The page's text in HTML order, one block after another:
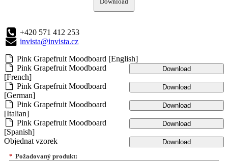
+420 571 412 253
invista@invista.cz
Pink Grapefruit Moodboard [English]
Download
Pink Grapefruit Moodboard
[French]
Download
Pink Grapefruit Moodboard
[German]
Download
Pink Grapefruit Moodboard
[Italian]
Download
Pink Grapefruit Moodboard
[Spanish]
Download
Objednat vzorek
* Požadovaný produkt: